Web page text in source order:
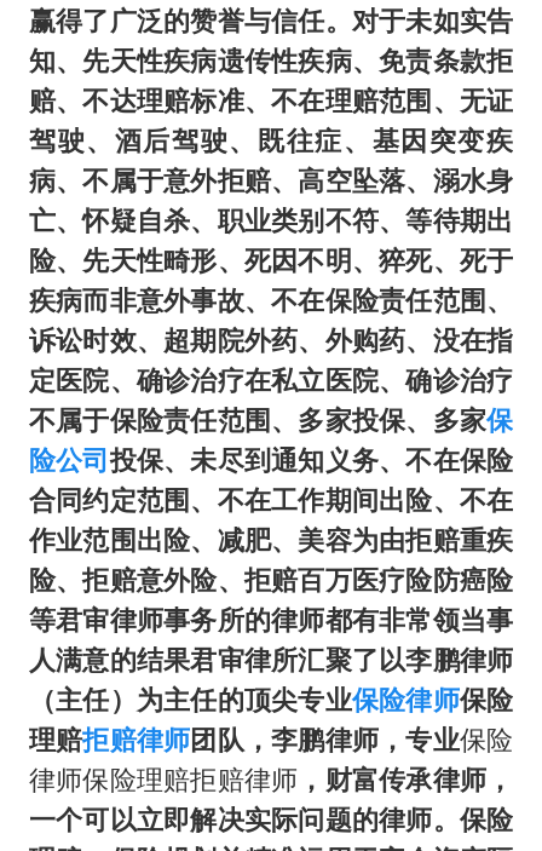
赢得了广泛的赞誉与信任。对于未如实告
知、先天性疾病遗传性疾病、免责条款拒
赔、不达理赔标准、不在理赔范围、无证
驾驶、酒后驾驶、既往症、基因突变疾
病、不属于意外拒赔、高空坠落、溺水身
亡、怀疑自杀、职业类别不符、等待期出
险、先天性畸形、死因不明、猝死、死于
疾病而非意外事故、不在保险责任范围、
诉讼时效、超期院外药、外购药、没在指
定医院、确诊治疗在私立医院、确诊治疗
不属于保险责任范围、多家投保、多家保
险公司投保、未尽到通知义务、不在保险
合同约定范围、不在工作期间出险、不在
作业范围出险、减肥、美容为由拒赔重疾
险、拒赔意外险、拒赔百万医疗险防癌险
等君审律师事务所的律师都有非常领当事
人满意的结果君审律所汇聚了以李鹏律师
（主任）为主任的顶尖专业保险律师保险
理赔拒赔律师团队，李鹏律师，专业保险
律师保险理赔拒赔律师 ，财富传承律师，
一个可以立即解决实际问题的律师。保险